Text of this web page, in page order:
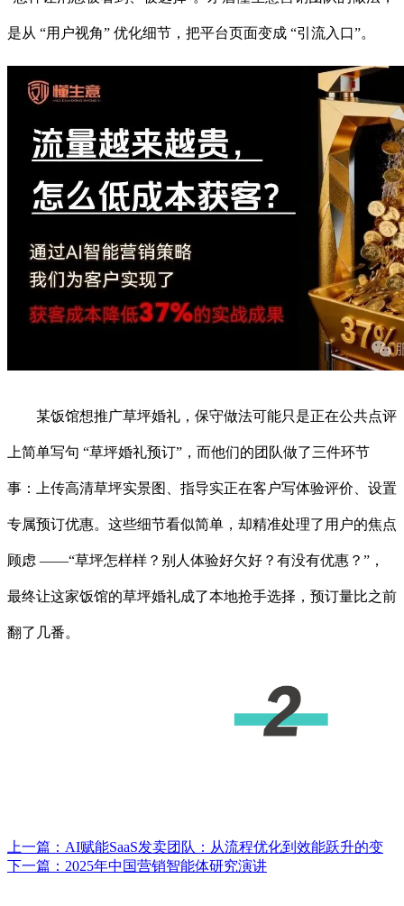
是从 “用户视角” 优化细节，把平台页面变成 “引流入口”。
某饭馆想推广草坪婚礼，保守做法可能只是正在公共点评
上简单写句 “草坪婚礼预订”，而他们的团队做了三件环节
事：上传高清草坪实景图、指导实正在客户写体验评价、设置
专属预订优惠。这些细节看似简单，却精准处理了用户的焦点
顾虑 ——“草坪怎样样？别人体验好欠好？有没有优惠？”，
最终让这家饭馆的草坪婚礼成了本地抢手选择，预订量比之前
翻了几番。
上一篇： AI赋能SaaS发卖团队：从流程优化到效能跃升的变
下一篇： 2025年中国营销智能体研究演讲